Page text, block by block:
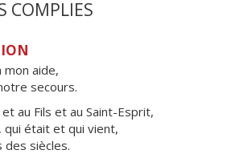
COMPLIES
mon aide,
secours.
au Fils et au Saint-Esprit,
qui était et qui vient,
des siècles.